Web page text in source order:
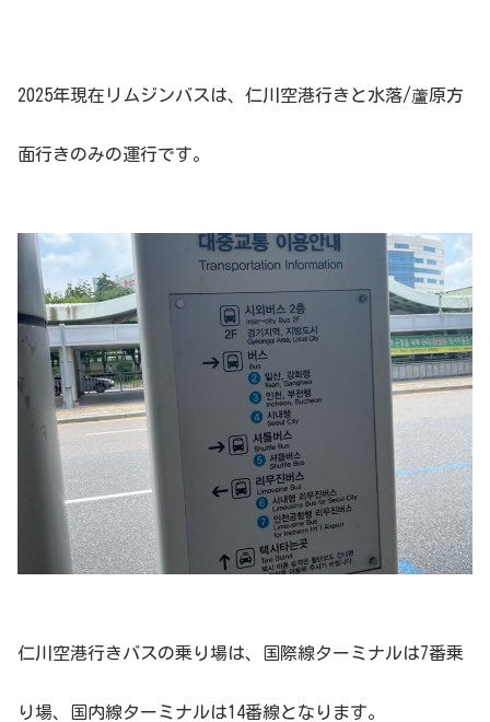
2025年現在リムジンバスは、仁川空港行きと水落/蘆原方
面行きのみの運行です。
仁川空港行きバスの乗り場は、国際線ターミナルは7番乗
り場、国内線ターミナルは14番線となります。